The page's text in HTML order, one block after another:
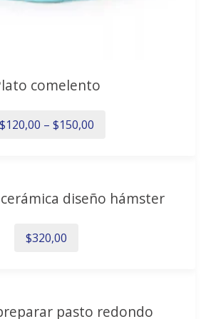
producto
comelento
$120,00 – $150,00
tiene
variantes.
diseño hámster
$320,00
pasto redondo